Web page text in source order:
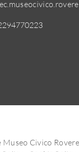
Civico